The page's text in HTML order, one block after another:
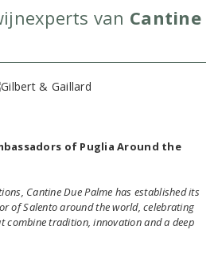
van Cantine
of Puglia Around the
Cantine Due Palme has established its
of Salento around the world, celebrating
combine tradition, innovation and a deep